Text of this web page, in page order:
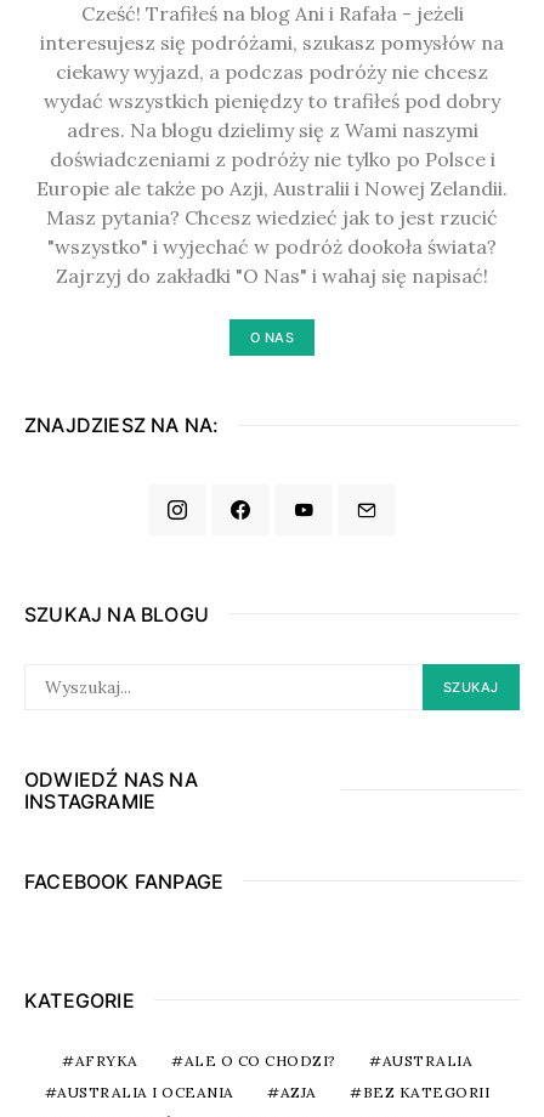
Cześć! Trafiłeś na blog Ani i Rafała - jeżeli
interesujesz się podróżami, szukasz pomysłów na
ciekawy wyjazd, a podczas podróży nie chcesz
wydać wszystkich pieniędzy to trafiłeś pod dobry
adres. Na blogu dzielimy się z Wami naszymi
doświadczeniami z podróży nie tylko po Polsce i
Europie ale także po Azji, Australii i Nowej Zelandii.
Masz pytania? Chcesz wiedzieć jak to jest rzucić
"wszystko" i wyjechać w podróż dookoła świata?
Zajrzyj do zakładki "O Nas" i wahaj się napisać!
O NAS
ZNAJDZIESZ NA NA:
SZUKAJ NA BLOGU
FOR:
SZUKAJ
ODWIEDŹ NAS NA
INSTAGRAMIE
FACEBOOK FANPAGE
KATEGORIE
AFRYKA ALE O CO CHODZI?
AUSTRALIA
AUSTRALIA I OCEANIA
AZJA
BEZ KATEGORII